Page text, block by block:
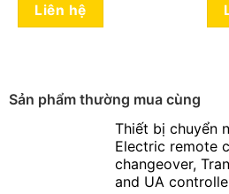
Liên hệ
Sản phẩm thường mua cùng
Thiết bị chuyển
Electric remote
changeover,
and UA